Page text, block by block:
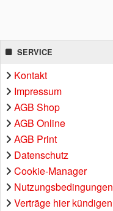
SERVICE
Kontakt
Impressum
AGB Shop
AGB Online
AGB Print
Datenschutz
Cookie-Manager
Nutzungsbedingungen
Verträge hier kündigen